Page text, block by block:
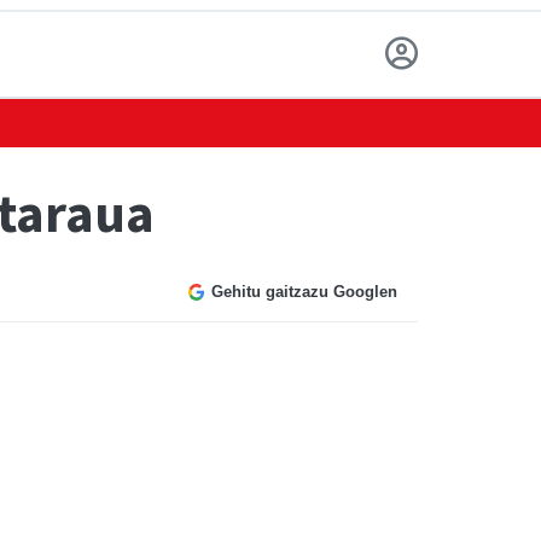
Gehitu gaitzazu Googlen